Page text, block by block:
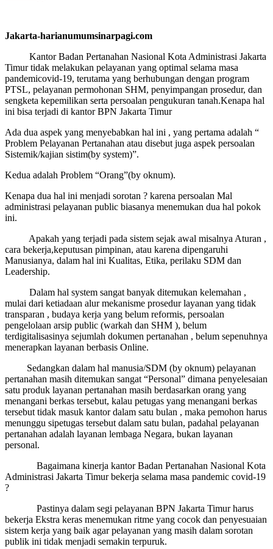
Jakarta-harianumumsinarpagi.com
Kantor Badan Pertanahan Nasional Kota Administrasi Jakarta
Timur tidak melakukan pelayanan yang optimal selama masa
pandemicovid-19, terutama yang berhubungan dengan program
PTSL, pelayanan permohonan SHM, penyimpangan prosedur, dan
sengketa kepemilikan serta persoalan pengukuran tanah.Kenapa hal
ini bisa terjadi di kantor BPN Jakarta Timur
Ada dua aspek yang menyebabkan hal ini , yang pertama adalah “
Problem Pelayanan Pertanahan atau disebut juga aspek persoalan
Sistemik/kajian sistim(by system)”.
Kedua adalah Problem “Orang”(by oknum).
Kenapa dua hal ini menjadi sorotan ? karena persoalan Mal
administrasi pelayanan public biasanya menemukan dua hal pokok
ini.
Apakah yang terjadi pada sistem sejak awal misalnya Aturan ,
cara bekerja,keputusan pimpinan, atau karena dipengaruhi
Manusianya, dalam hal ini Kualitas, Etika, perilaku SDM dan
Leadership.
Dalam hal system sangat banyak ditemukan kelemahan ,
mulai dari ketiadaan alur mekanisme prosedur layanan yang tidak
transparan , budaya kerja yang belum reformis, persoalan
pengelolaan arsip public (warkah dan SHM ), belum
terdigitalisasinya sejumlah dokumen pertanahan , belum sepenuhnya
menerapkan layanan berbasis Online.
Sedangkan dalam hal manusia/SDM (by oknum) pelayanan
pertanahan masih ditemukan sangat “Personal” dimana penyelesaian
satu produk layanan pertanahan masih berdasarkan orang yang
menangani berkas tersebut, kalau petugas yang menangani berkas
tersebut tidak masuk kantor dalam satu bulan , maka pemohon harus
menunggu sipetugas tersebut dalam satu bulan, padahal pelayanan
pertanahan adalah layanan lembaga Negara, bukan layanan
personal.
Bagaimana kinerja kantor Badan Pertanahan Nasional Kota
Administrasi Jakarta Timur bekerja selama masa pandemic covid-19
?
Pastinya dalam segi pelayanan BPN Jakarta Timur harus
bekerja Ekstra keras menemukan ritme yang cocok dan penyesuaian
sistem kerja yang baik agar pelayanan yang masih dalam sorotan
publik ini tidak menjadi semakin terpuruk.